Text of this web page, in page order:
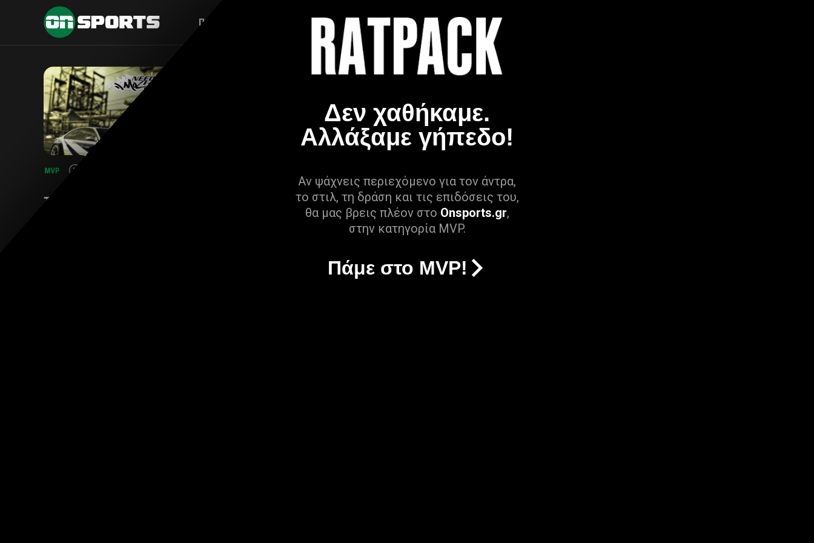
Δεν χαθήκαμε.
Αλλάξαμε γήπεδο!
Αν ψάχνεις περιεχόμενο για τον άντρα,
το στιλ, τη δράση και τις επιδόσεις του,
θα μας βρεις πλέον στο Onsports.gr,
στην κατηγορία MVP.
Πάμε στο MVP!